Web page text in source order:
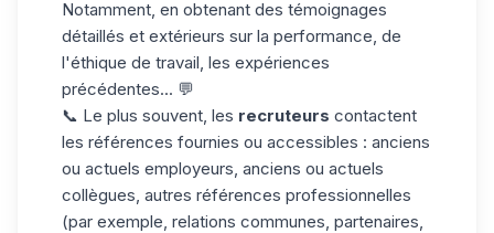
Notamment, en obtenant des témoignages
détaillés et extérieurs sur la performance, de
l'éthique de travail, les expériences
précédentes... 💬
📞 Le plus souvent, les recruteurs contactent
les références fournies ou accessibles : anciens
ou actuels employeurs, anciens ou actuels
collègues, autres références professionnelles
(par exemple, relations communes, partenaires,